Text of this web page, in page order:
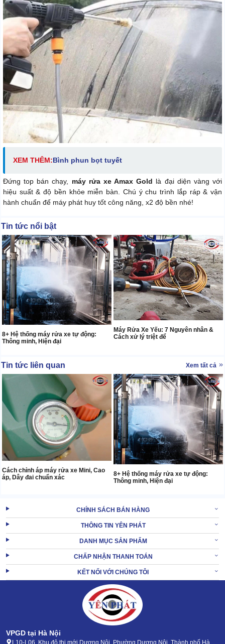
XEM THÊM:Bình phun bọt tuyết
Đứng top bán chạy, máy rửa xe Amax Gold là đại diện vàng với
hiệu suất & độ bền khỏe miễn bàn. Chú ý chu trình lắp ráp & vận
hành chuẩn để máy phát huy tốt công năng, x2 độ bền nhé!
Tin tức nổi bật
8+ Hệ thống máy rửa xe tự động:
Thông minh, Hiện đại
Máy Rửa Xe Yếu: 7 Nguyên nhân &
Cách xử lý triệt để
Tin tức liên quan Xem tất cả
Cách chỉnh áp máy rửa xe Mini, Cao
áp, Dây đai chuẩn xác
8+ Hệ thống máy rửa xe tự động:
Thông minh, Hiện đại
CHÍNH SÁCH BÁN HÀNG
THÔNG TIN YÊN PHÁT
DANH MỤC SẢN PHẨM
CHẤP NHẬN THANH TOÁN
KẾT NỐI VỚI CHÚNG TÔI
VPGD tại Hà Nội